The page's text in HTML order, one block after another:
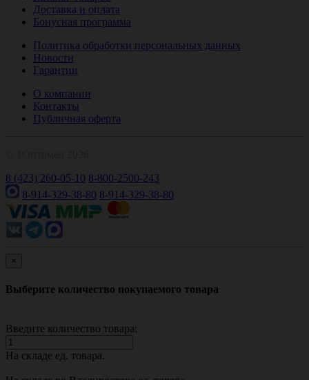
Доставка и оплата
Бонусная программа
Политика обработки персональных данных
Новости
Гарантии
О компании
Контакты
Публичная оферта
8 (423) 260-05-10 8-800-2500-243
8-914-329-38-80 8-914-329-38-80
×
Выберите количество покупаемого товара
Введите количество товара:
На складе ед. товара.